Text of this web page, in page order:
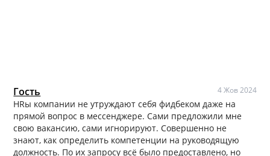
Гость 4 Жов 2024
HRы компании не утруждают себя фидбеком даже на
прямой вопрос в мессенджере. Сами предложили мне
свою вакансию, сами игнорируют. Совершенно не
знают, как определить компетенции на руководящую
должность. По их запросу всё было предоставлено, но